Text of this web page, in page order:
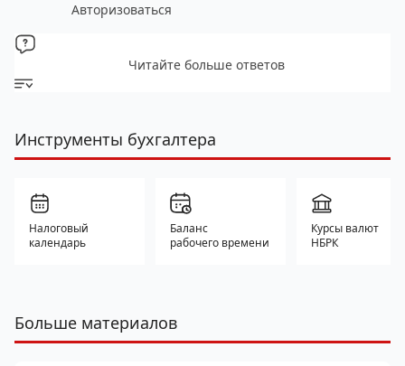
Авторизоваться
Читайте больше ответов
Инструменты бухгалтера
Налоговый
календарь
Баланс
рабочего времени
Курсы валют
НБРК
Больше материалов